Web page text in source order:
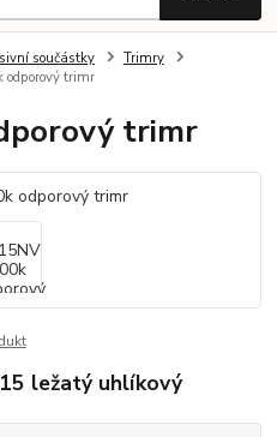
součástky
Trimry
odporový trimr
trimr
ležatý uhlíkový